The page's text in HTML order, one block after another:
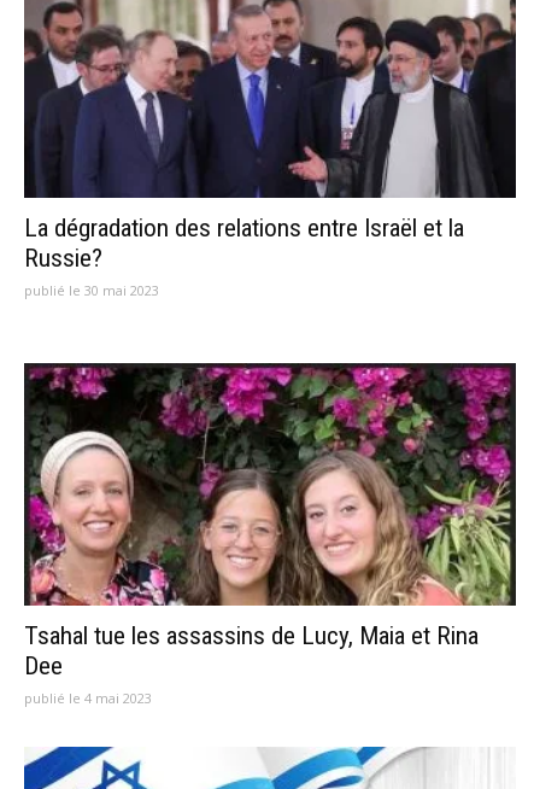
La dégradation des relations entre Israël et la
Russie?
publié le 30 mai 2023
Tsahal tue les assassins de Lucy, Maia et Rina
Dee
publié le 4 mai 2023